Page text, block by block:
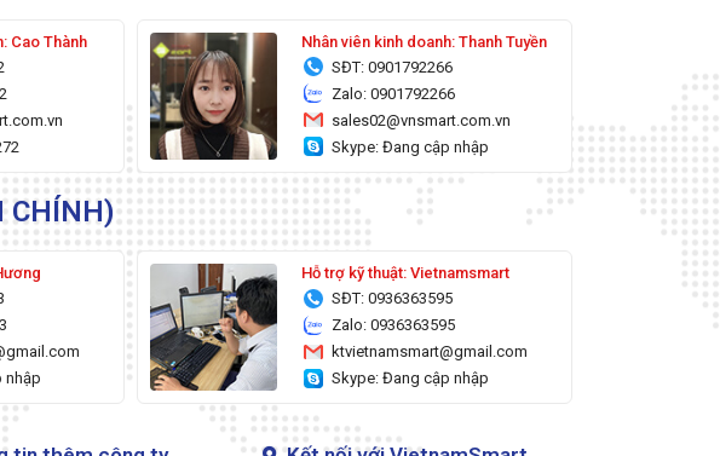
Cao Thành
Nhân viên kinh doanh: Thanh Tuyền
SĐT: 0901792266
Zalo: 0901792266
sales02@vnsmart.com.vn
Skype: Đang cập nhập
CHÍNH)
nhập
Hỗ trợ kỹ thuật: Vietnamsmart
SĐT: 0936363595
Zalo: 0936363595
ktvietnamsmart@gmail.com
Skype: Đang cập nhập